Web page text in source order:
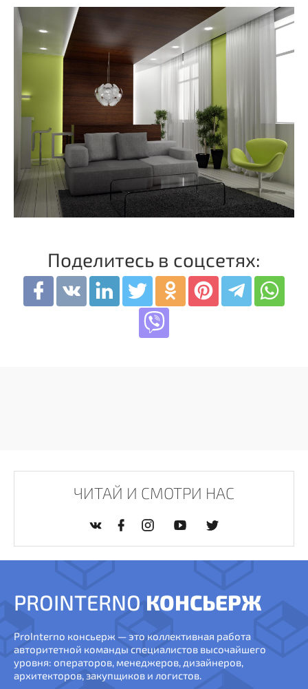
Поделитесь в соцсетях:
ЧИТАЙ И СМОТРИ НАС
PROINTERNO КОНСЬЕРЖ
ProInterno консьерж — это коллективная работа
авторитетной команды специалистов высочайшего
уровня: операторов, менеджеров, дизайнеров,
архитекторов, закупщиков и логистов.